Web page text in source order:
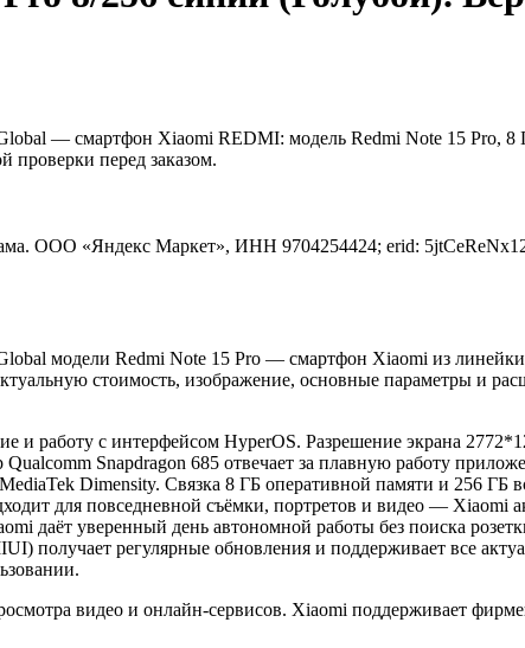
— смартфон Xiaomi REDMI: модель Redmi Note 15 Pro, 8
проверки перед заказом.
ООО «Яндекс Маркет», ИНН 9704254424; erid:
модели Redmi Note 15 Pro — смартфон Xiaomi из
стоимость, изображение, основные параметры и
и работу с интерфейсом HyperOS. Разрешение экрана
Snapdragon 685 отвечает за плавную работу
Dimensity. Связка 8 ГБ оперативной памяти и 256 ГБ
для повседневной съёмки, портретов и видео — Xiaomi
даёт уверенный день автономной работы без поиска
получает регулярные обновления и поддерживает все
видео и онлайн-сервисов. Xiaomi поддерживает